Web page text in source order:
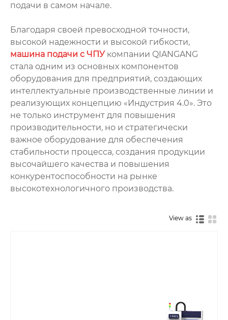
подачи в самом начале.
Благодаря своей превосходной точности,
высокой надежности и высокой гибкости,
машина подачи с ЧПУ компании QIANGANG
стала одним из основных компонентов
оборудования для предприятий, создающих
интеллектуальные производственные линии и
реализующих концепцию «Индустрия 4.0». Это
не только инструмент для повышения
производительности, но и стратегически
важное оборудование для обеспечения
стабильности процесса, создания продукции
высочайшего качества и повышения
конкурентоспособности на рынке
высокотехнологичного производства.
View as